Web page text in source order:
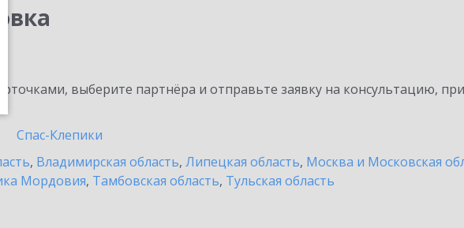
выберите партнёра и отправьте заявку на консультацию,
Спас-Клепики
, Владимирская область, Липецкая область, Москва и Московская
Мордовия, Тамбовская область, Тульская область